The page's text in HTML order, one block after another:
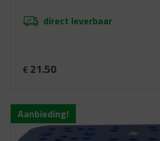
direct leverbaar
€ 21.50
Aanbieding!